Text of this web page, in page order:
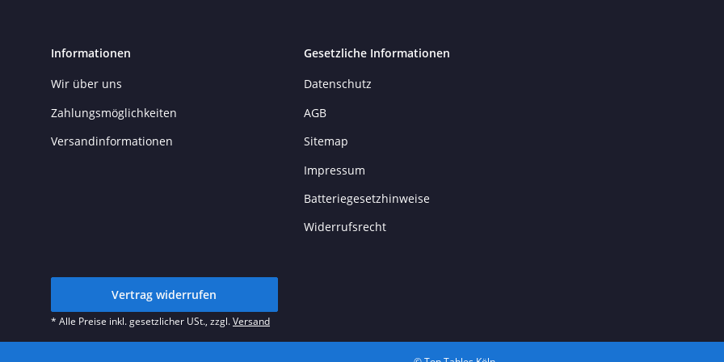
Informationen
Wir über uns
Zahlungsmöglichkeiten
Versandinformationen
Gesetzliche Informationen
Datenschutz
AGB
Sitemap
Impressum
Batteriegesetzhinweise
Widerrufsrecht
Vertrag widerrufen
* Alle Preise inkl. gesetzlicher USt., zzgl.Versand